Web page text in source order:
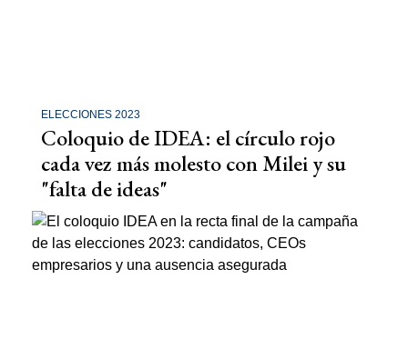
ELECCIONES 2023
Coloquio de IDEA: el círculo rojo
cada vez más molesto con Milei y su
"falta de ideas"